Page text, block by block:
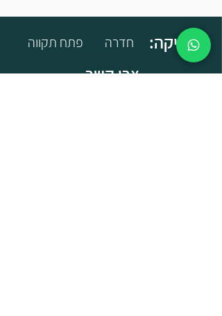
פתח תקווה חדרה :קליניקה
צרו קשר